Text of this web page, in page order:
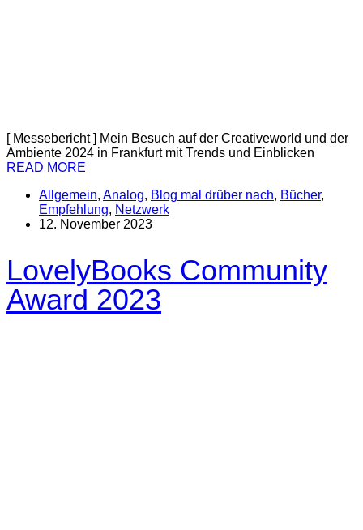
[ Messebericht ] Mein Besuch auf der Creativeworld und der
Ambiente 2024 in Frankfurt mit Trends und Einblicken
READ MORE
Allgemein, Analog, Blog mal drüber nach, Bücher,
Empfehlung, Netzwerk
12. November 2023
LovelyBooks Community
Award 2023